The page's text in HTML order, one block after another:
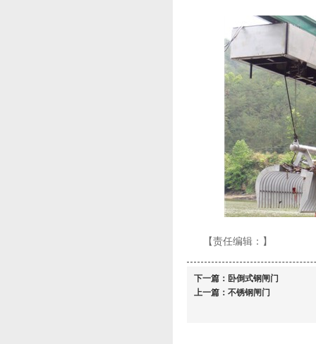
【责任编辑： 】
下一篇： 卧倒式钢闸门
上一篇： 不锈钢闸门